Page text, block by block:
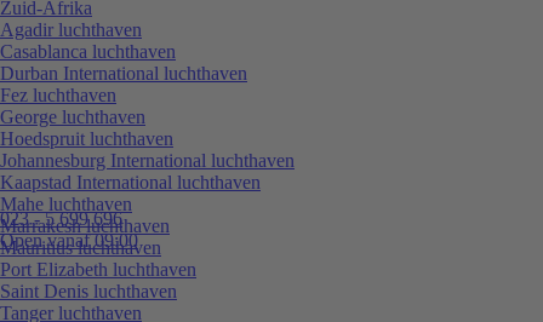
023 - 5 699 696
Open vanaf 09:00
Zuid-Afrika
Agadir luchthaven
Casablanca luchthaven
Durban International luchthaven
Fez luchthaven
George luchthaven
Hoedspruit luchthaven
Johannesburg International luchthaven
Kaapstad International luchthaven
Mahe luchthaven
Marrakesh luchthaven
Mauritius luchthaven
Port Elizabeth luchthaven
Saint Denis luchthaven
Tanger luchthaven